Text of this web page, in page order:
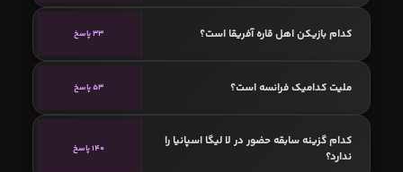
کدام بازیکن اهل قاره آفریقا است؟ 33 پاسخ
ملیت کدامیک فرانسه است؟ 53 پاسخ
کدام گزینه سابقه حضور در لا لیگا اسپانیا را
ندارد؟
140 پاسخ